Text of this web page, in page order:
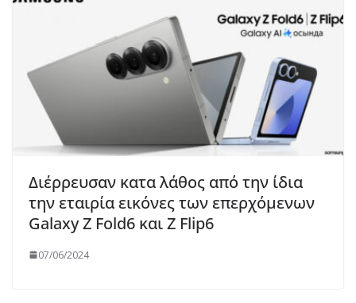
Διέρρευσαν κατα λάθος από την ίδια
την εταιρία εικόνες των επερχόμενων
Galaxy Z Fold6 και Z Flip6
07/06/2024